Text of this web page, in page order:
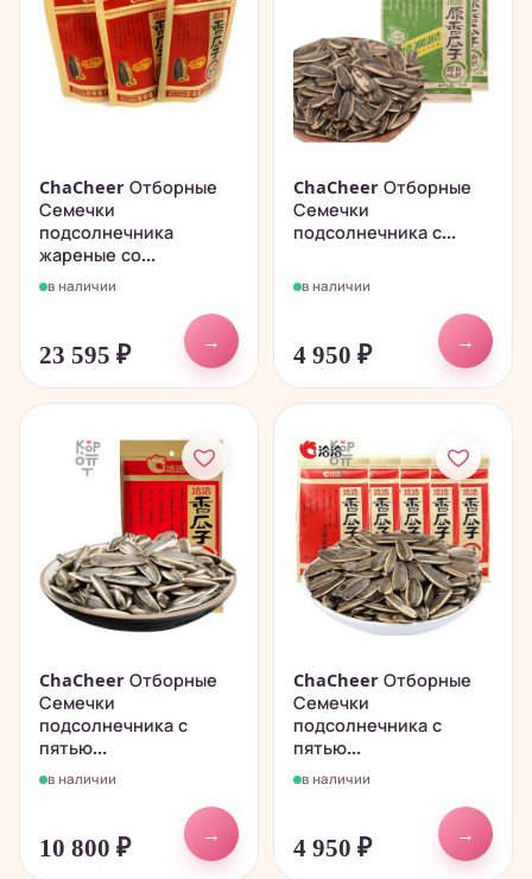
ChaCheer Отборные
Семечки
подсолнечника
жареные со...
в наличии
23 595 ₽
→
ChaCheer Отборные
Семечки
подсолнечника с...
в наличии
4 950 ₽
→
ChaCheer Отборные
Семечки
подсолнечника с
пятью...
в наличии
10 800 ₽
→
ChaCheer Отборные
Семечки
подсолнечника с
пятью...
в наличии
4 950 ₽
→